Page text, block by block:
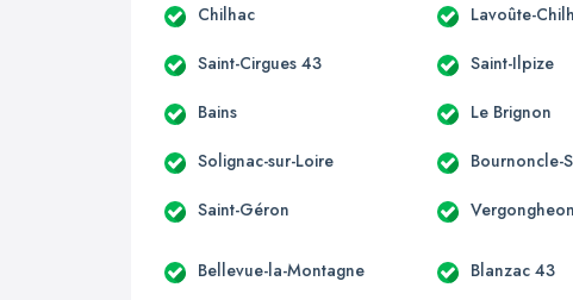
Chilhac Lavoûte-
Saint-Cirgues 43 Saint-Ilpize
Bains Le Brignon
Solignac-sur-Loire Bournoncle-
Saint-Géron Vergongheon
Bellevue-la-Montagne Blanzac 43